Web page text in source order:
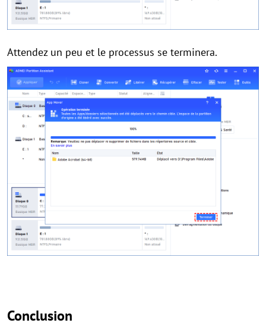
Attendez un peu et le processus se terminera.
Conclusion